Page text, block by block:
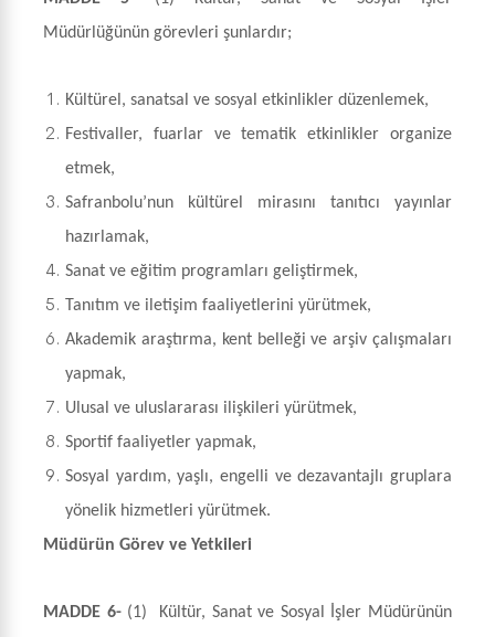
Müdürlüğünün görevleri şunlardır;
Kültürel, sanatsal ve sosyal etkinlikler düzenlemek,
Festivaller, fuarlar ve tematik etkinlikler organize
etmek,
Safranbolu’nun kültürel mirasını tanıtıcı yayınlar
hazırlamak,
Sanat ve eğitim programları geliştirmek,
Tanıtım ve iletişim faaliyetlerini yürütmek,
Akademik araştırma, kent belleği ve arşiv çalışmaları
yapmak,
Ulusal ve uluslararası ilişkileri yürütmek,
Sportif faaliyetler yapmak,
Sosyal yardım, yaşlı, engelli ve dezavantajlı gruplara
yönelik hizmetleri yürütmek.
Müdürün Görev ve Yetkileri
MADDE 6- (1)
Kültür, Sanat ve Sosyal İşler Müdürünün